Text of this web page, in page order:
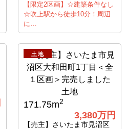
【限定2区画】☆建築条件なし
☆吹上駅から徒歩10分！周辺
に…
土地
171.75m2
3,380万円
【売主】さいたま市見沼区